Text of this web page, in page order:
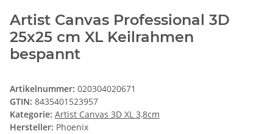
Artist Canvas Professional 3D
25x25 cm XL Keilrahmen
bespannt
Artikelnummer: 020304020671
GTIN: 8435401523957
Kategorie: Artist Canvas 3D XL 3,8cm
Hersteller: Phoenix